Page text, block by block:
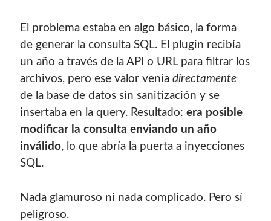
El problema estaba en algo básico, la forma
de generar la consulta SQL. El plugin recibía
un año a través de la API o URL para filtrar los
archivos, pero ese valor veníadirectamente
de la base de datos sin sanitización y se
insertaba en la query. Resultado:era posible
modificar la consulta enviando un año
inválido, lo que abría la puerta a inyecciones
SQL.
Nada glamuroso ni nada complicado. Pero sí
peligroso.